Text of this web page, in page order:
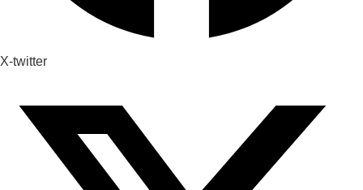
X-twitter